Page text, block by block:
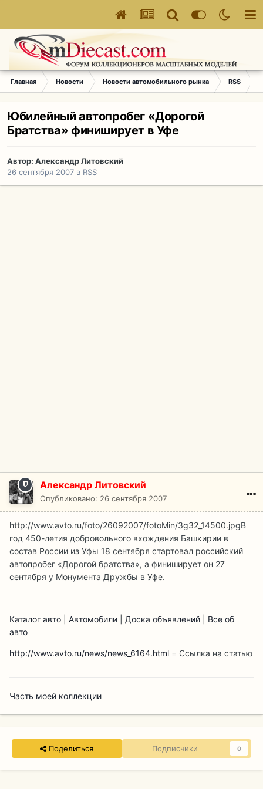
Главная Новости Новости автомобильного рынка RSS
Юбилейный автопробег «Дорогой
Братства» финиширует в Уфе
Автор: Александр Литовский
26 сентября 2007 в RSS
Александр Литовский
Опубликовано: 26 сентября 2007
http://www.avto.ru/foto/26092007/fotoMin/3g32_14500.jpgВ
год 450-летия добровольного вхождения Башкирии в
состав России из Уфы 18 сентября стартовал российский
автопробег «Дорогой братства», а финиширует он 27
сентября у Монумента Дружбы в Уфе.
Каталог авто Автомобили Доска объявлений
Все об
авто
http://www.avto.ru/news/news_6164.html = Ссылка на статью
Часть моей коллекции
Поделиться Подписчики 0